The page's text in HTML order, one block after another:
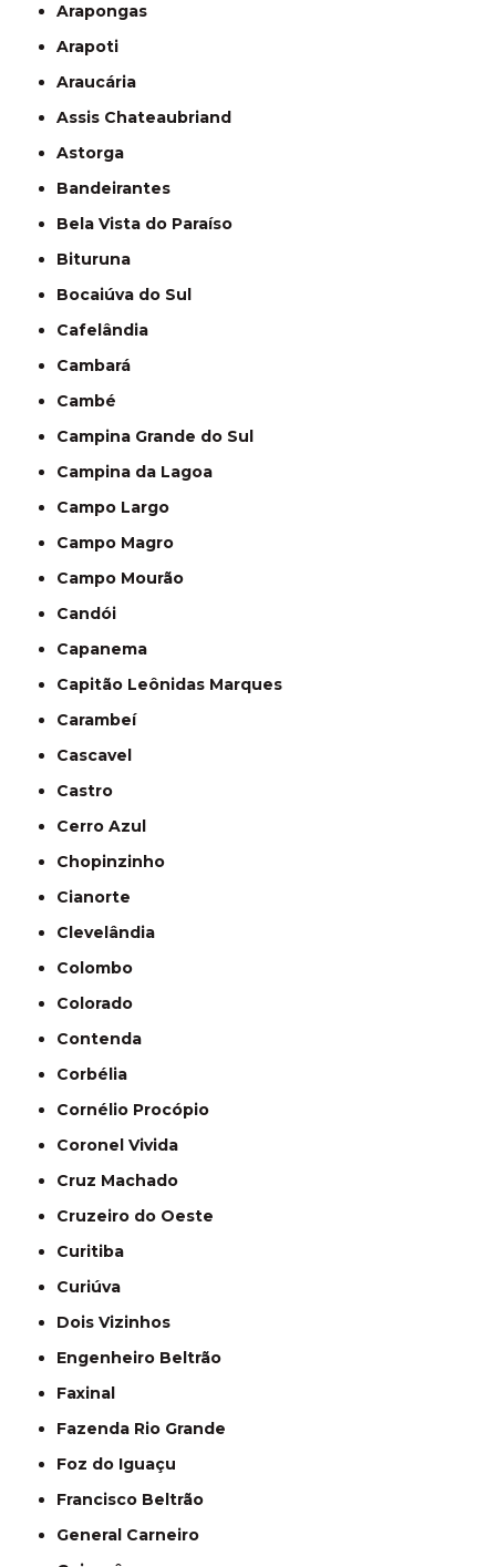
Arapongas
Arapoti
Araucária
Assis Chateaubriand
Astorga
Bandeirantes
Bela Vista do Paraíso
Bituruna
Bocaiúva do Sul
Cafelândia
Cambará
Cambé
Campina Grande do Sul
Campina da Lagoa
Campo Largo
Campo Magro
Campo Mourão
Candói
Capanema
Capitão Leônidas Marques
Carambeí
Cascavel
Castro
Cerro Azul
Chopinzinho
Cianorte
Clevelândia
Colombo
Colorado
Contenda
Corbélia
Cornélio Procópio
Coronel Vivida
Cruz Machado
Cruzeiro do Oeste
Curitiba
Curiúva
Dois Vizinhos
Engenheiro Beltrão
Faxinal
Fazenda Rio Grande
Foz do Iguaçu
Francisco Beltrão
General Carneiro